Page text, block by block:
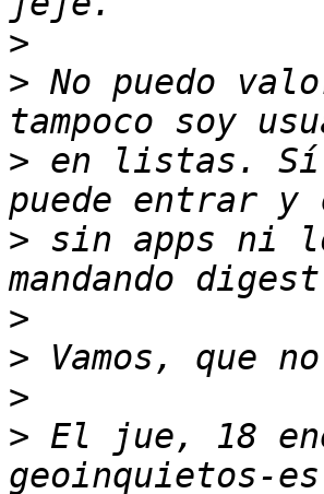
>
> No puedo
> en listas. Sí
> sin apps ni
>
>
>
> El jue, 18